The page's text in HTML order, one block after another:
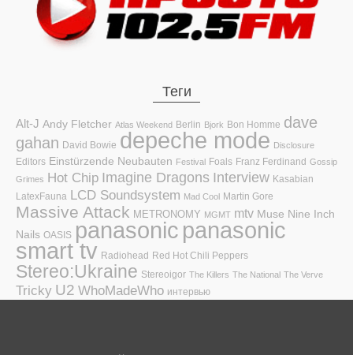
Теги
Alt-J Andy Fletcher Atlas Weekend Berlin Bjork Bon Homme dave
gahan David Bowie depeche mode Disclosure
Editors Einstürzende Neubauten Festival Foals Franz Ferdinand Gossip
Grimes Hot Chip Imagine Dragons Interview Kasabian
LatexFauna LCD Soundsystem Mad Cool Martin Gore
Massive Attack METRONOMY MGMT mtv Muse Nine Inch
Nails OASIS panasonic panasonic
smart tv Radiohead Red Hot Chili Peppers
Stereo:Ukraine Stereoigor The Killers The National The Verve
Tricky U2 WhoMadeWho интервью